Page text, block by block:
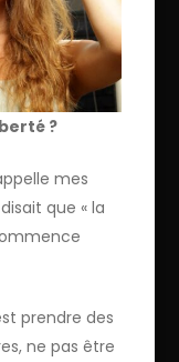
?
mes
que « la
prendre des
ne pas être